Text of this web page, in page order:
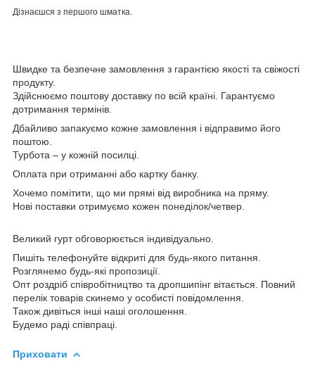
Дізнаєшся з першого шматка.
Швидке та безпечне замовлення з гарантією якості та свіжості
продукту.
Здійснюємо поштову доставку по всій країні. Гарантуємо
дотримання термінів.
Дбайливо запакуємо кожне замовлення і відправимо його
поштою.
Турбота – у кожній посилці.
Оплата при отриманні або картку банку.
Хочемо помітити, що ми прямі від виробника на пряму.
Нові поставки отримуємо кожен понеділок/четвер.
Великий гурт обговорюється індивідуально.
Пишіть телефонуйте відкриті для будь-якого питання.
Розглянемо будь-які пропозиції.
Опт роздріб співробітництво та дропшипінг вітається. Повний
перелік товарів скинемо у особисті повідомлення.
Також дивіться інші наші оголошення.
Будемо раді співпраці.
Приховати